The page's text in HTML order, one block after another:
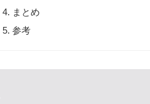
まとめ
参考